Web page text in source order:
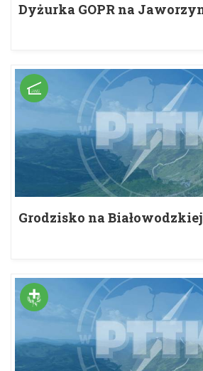
Dyżurka GOPR na
Grodzisko na